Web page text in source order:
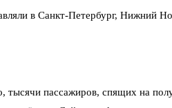
в Санкт-Петербург, Нижний
пассажиров, спящих на